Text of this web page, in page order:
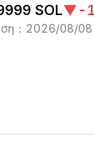
SOL▼-
： 2026/08/08